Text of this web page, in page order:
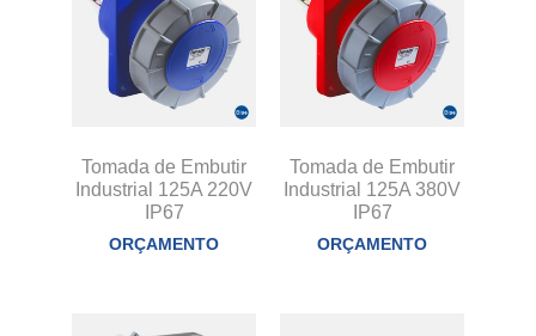
Tomada de Embutir
Industrial 125A 220V
IP67
ORÇAMENTO
Tomada de Embutir
Industrial 125A 380V
IP67
ORÇAMENTO